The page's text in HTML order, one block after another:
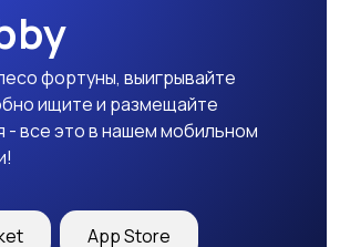
фортуны, выигрывайте
ищите и размещайте
- все это в нашем мобильном
App Store